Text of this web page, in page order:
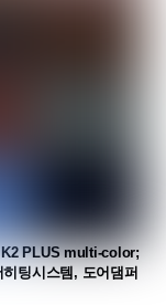
K2 PLUS multi-color;
팅시스템, 도어댐퍼